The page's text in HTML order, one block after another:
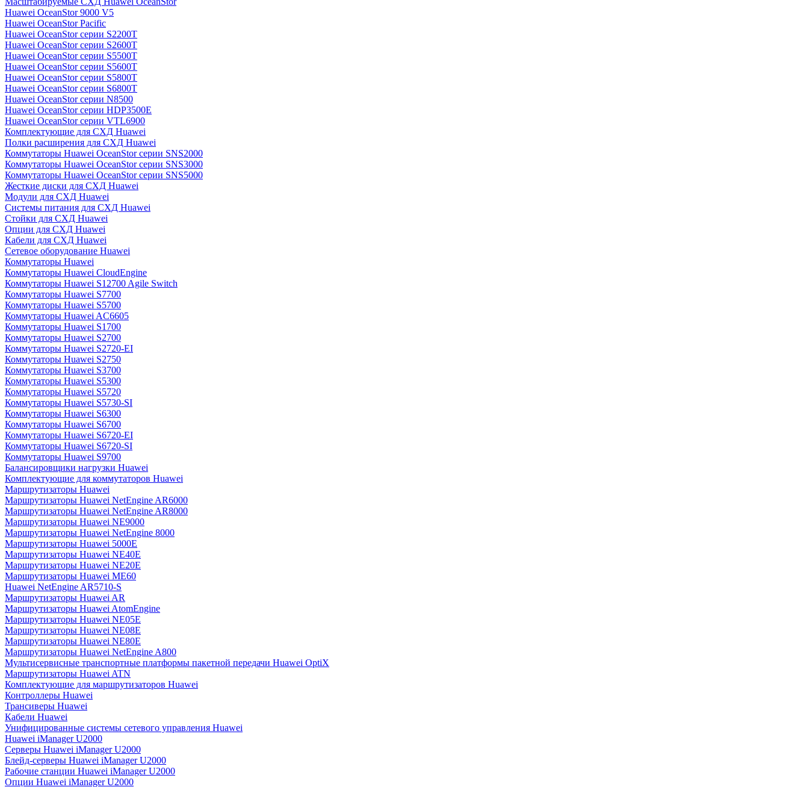
Huawei OceanStor 9000 V5
Huawei OceanStor Pacific
Huawei OceanStor серии S2200T
Huawei OceanStor серии S2600T
Huawei OceanStor серии S5500T
Huawei OceanStor серии S5600T
Huawei OceanStor серии S5800T
Huawei OceanStor серии S6800T
Huawei OceanStor серии N8500
Huawei OceanStor серии HDP3500E
Huawei OceanStor серии VTL6900
Комплектующие для СХД Huawei
Полки расширения для СХД Huawei
Коммутаторы Huawei OceanStor серии SNS2000
Коммутаторы Huawei OceanStor серии SNS3000
Коммутаторы Huawei OceanStor серии SNS5000
Жесткие диски для СХД Huawei
Модули для СХД Huawei
Системы питания для СХД Huawei
Стойки для СХД Huawei
Опции для СХД Huawei
Кабели для СХД Huawei
Сетевое оборудование Huawei
Коммутаторы Huawei
Коммутаторы Huawei CloudEngine
Коммутаторы Huawei S12700 Agile Switch
Коммутаторы Huawei S7700
Коммутаторы Huawei S5700
Коммутаторы Huawei AC6605
Коммутаторы Huawei S1700
Коммутаторы Huawei S2700
Коммутаторы Huawei S2720-EI
Коммутаторы Huawei S2750
Коммутаторы Huawei S3700
Коммутаторы Huawei S5300
Коммутаторы Huawei S5720
Коммутаторы Huawei S5730-SI
Коммутаторы Huawei S6300
Коммутаторы Huawei S6700
Коммутаторы Huawei S6720-EI
Коммутаторы Huawei S6720-SI
Коммутаторы Huawei S9700
Балансировщики нагрузки Huawei
Комплектующие для коммутаторов Huawei
Маршрутизаторы Huawei
Маршрутизаторы Huawei NetEngine AR6000
Маршрутизаторы Huawei NetEngine AR8000
Маршрутизаторы Huawei NE9000
Маршрутизаторы Huawei NetEngine 8000
Маршрутизаторы Huawei 5000E
Маршрутизаторы Huawei NE40E
Маршрутизаторы Huawei NE20E
Маршрутизаторы Huawei ME60
Huawei NetEngine AR5710-S
Маршрутизаторы Huawei AR
Маршрутизаторы Huawei AtomEngine
Маршрутизаторы Huawei NE05E
Маршрутизаторы Huawei NE08E
Маршрутизаторы Huawei NE80E
Маршрутизаторы Huawei NetEngine A800
Мультисервисные транспортные платформы пакетной передачи Huawei OptiX
Маршрутизаторы Huawei ATN
Комплектующие для маршрутизаторов Huawei
Контроллеры Huawei
Трансиверы Huawei
Кабели Huawei
Унифицированные системы сетевого управления Huawei
Huawei iManager U2000
Серверы Huawei iManager U2000
Блейд-серверы Huawei iManager U2000
Рабочие станции Huawei iManager U2000
Опции Huawei iManager U2000